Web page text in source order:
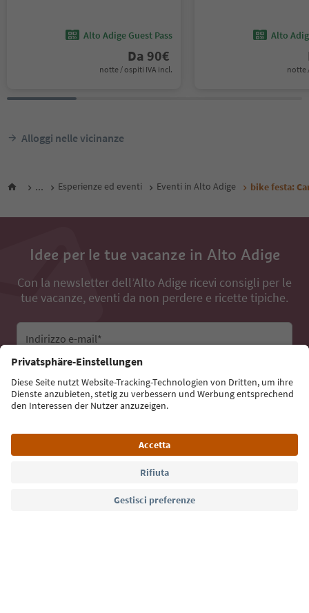
Alto Adige Guest Pass
Da 90€
notte / ospiti IVA incl.
Alto
notte
Alloggi nelle vicinanze
... Esperienze ed eventi Eventi in Alto Adige bike festa:
Idee per le tue vacanze in Alto Adige
Con la newsletter dell’Alto Adige ricevi consigli per le
tue vacanze, eventi da non perdere e ricette tipiche.
Indirizzo e-mail*
Iscriviti alla newsletter